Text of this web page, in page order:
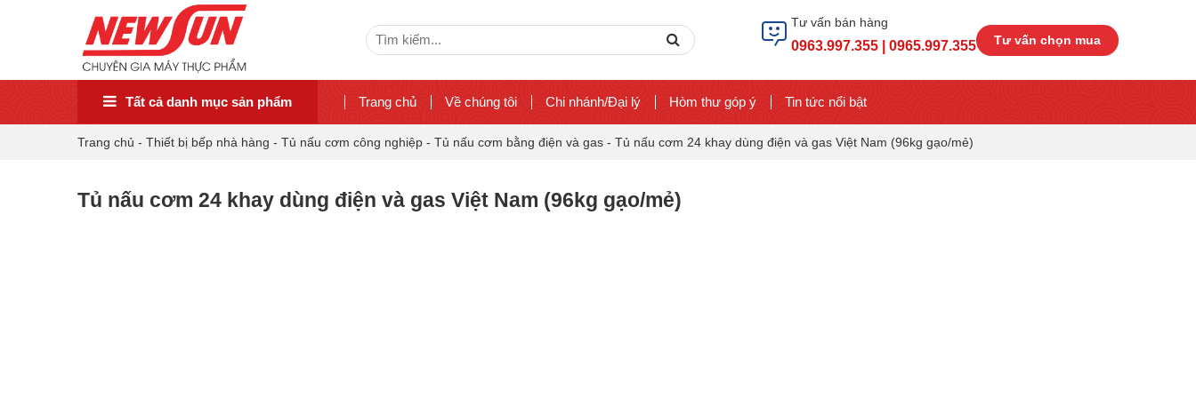
Search
Search
Tư vấn bán hàng
0963.997.355 | 0965.997.355 Tư vấn chọn mua
Tất cả danh mục sản phẩm Trang chủ Về chúng tôi Chi nhánh/Đại lý Hòm thư góp ý Tin tức nổi bật
Trang chủ - Thiết bị bếp nhà hàng - Tủ nấu cơm công nghiệp - Tủ nấu cơm bằng điện và gas - Tủ nấu cơm 24 khay dùng điện và gas Việt Nam (96kg gạo/mẻ)
Tủ nấu cơm 24 khay dùng điện và gas Việt Nam (96kg gạo/mẻ)